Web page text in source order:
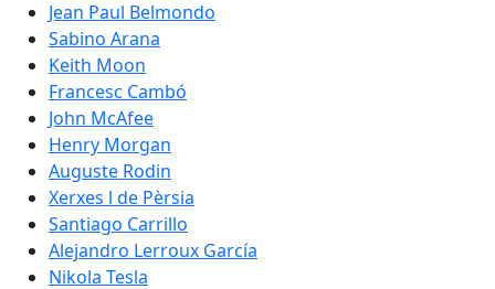
Jean Paul Belmondo
Sabino Arana
Keith Moon
Francesc Cambó
John McAfee
Henry Morgan
Auguste Rodin
Xerxes l de Pèrsia
Santiago Carrillo
Alejandro Lerroux García
Nikola Tesla